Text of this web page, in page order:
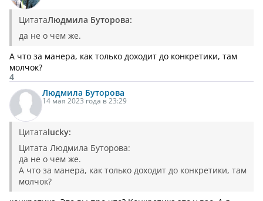
ЦитатаЛюдмила Буторова:
да не о чем же.
А что за манера, как только доходит до конкретики, там
молчок?
4
Людмила Буторова
14 мая 2023 года в 23:29
Цитатаlucky:
Цитата Людмила Буторова:
да не о чем же.
А что за манера, как только доходит до конкретики, там
молчок?